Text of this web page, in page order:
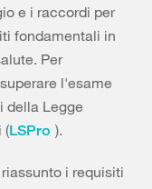
e i raccordi per
fondamentali in
Per
l'esame
della Legge
(LSPro ).
i requisiti